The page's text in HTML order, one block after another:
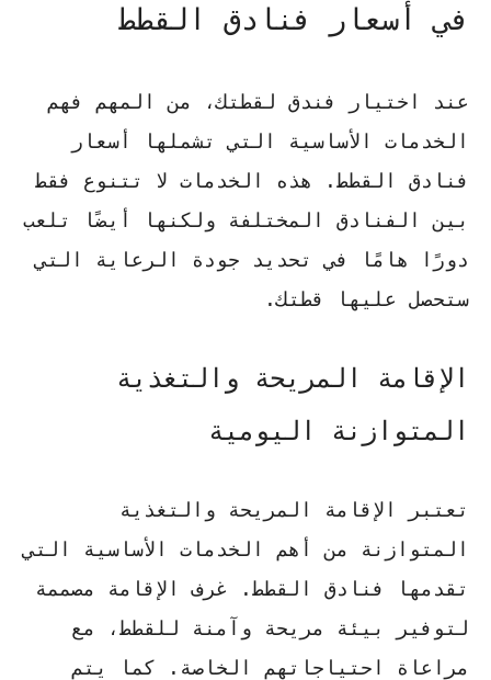
في أسعار فنادق القطط
عند اختيار فندق لقطتك، من المهم فهم
الخدمات الأساسية التي تشملها أسعار
فنادق القطط. هذه الخدمات لا تتنوع فقط
بين الفنادق المختلفة ولكنها أيضًا تلعب
دورًا هامًا في تحديد جودة الرعاية التي
ستحصل عليها قطتك.
الإقامة المريحة والتغذية
المتوازنة اليومية
تعتبر الإقامة المريحة والتغذية
المتوازنة من أهم الخدمات الأساسية التي
تقدمها فنادق القطط. غرف الإقامة مصممة
لتوفير بيئة مريحة وآمنة للقطط، مع
مراعاة احتياجاتهم الخاصة. كما يتم